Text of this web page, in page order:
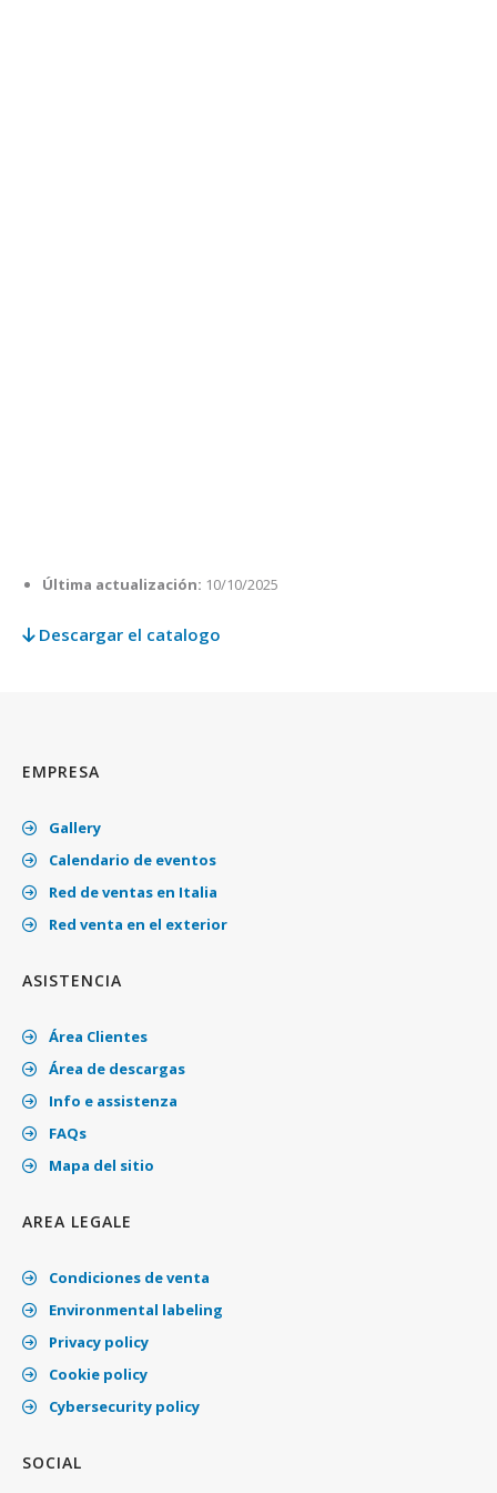
Última actualización: 10/10/2025
Descargar el catalogo
EMPRESA
Gallery
Calendario de eventos
Red de ventas en Italia
Red venta en el exterior
ASISTENCIA
Área Clientes
Área de descargas
Info e assistenza
FAQs
Mapa del sitio
AREA LEGALE
Condiciones de venta
Environmental labeling
Privacy policy
Cookie policy
Cybersecurity policy
SOCIAL